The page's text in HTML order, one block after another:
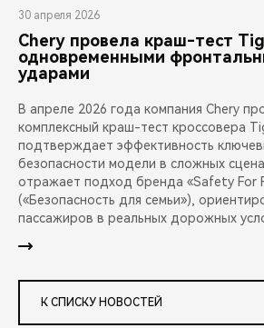
30 апреля 2026
Chery провела краш-тест
одновременными
ударами
В апреле 2026 года компания Chery
комплексный краш-тест кроссовера
подтверждает эффективность
безопасности модели в сложных
отражает подход бренда «Safety For
(«Безопасность для семьи»),
пассажиров в реальных дорожных
К СПИСКУ НОВОСТЕЙ